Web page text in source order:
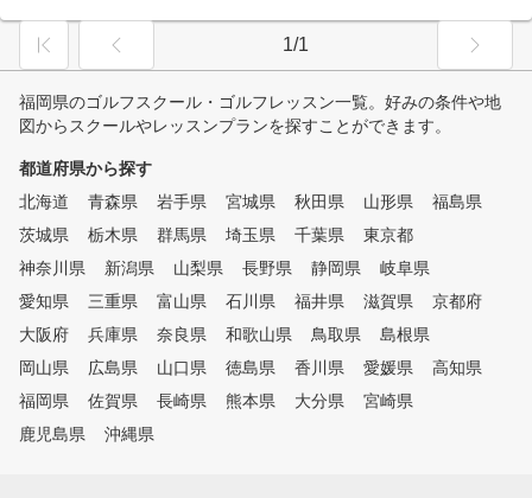
1/1
福岡県のゴルフスクール・ゴルフレッスン一覧。好みの条件や地
図からスクールやレッスンプランを探すことができます。
都道府県から探す
北海道
青森県 岩手県 宮城県 秋田県 山形県
福島県
茨城県
栃木県 群馬県 埼玉県 千葉県
東京都
神奈川県
新潟県 山梨県 長野県 静岡県
岐阜県
愛知県
三重県 富山県 石川県 福井県 滋賀県
京都府
大阪府
兵庫県 奈良県 和歌山県 鳥取県
島根県
岡山県
広島県 山口県 徳島県 香川県 愛媛県
高知県
福岡県
佐賀県 長崎県 熊本県 大分県
宮崎県
鹿児島県
沖縄県